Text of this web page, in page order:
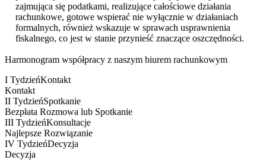
zajmująca się podatkami, realizujące całościowe działania
rachunkowe, gotowe wspierać nie wyłącznie w działaniach
formalnych, również wskazuje w sprawach usprawnienia
fiskalnego, co jest w stanie przynieść znaczące oszczędności.
Harmonogram współpracy z naszym biurem rachunkowym
I TydzieńKontakt
Kontakt
II TydzieńSpotkanie
Bezpłata Rozmowa lub Spotkanie
III TydzieńKonsultacje
Najlepsze Rozwiązanie
IV TydzieńDecyzja
Decyzja